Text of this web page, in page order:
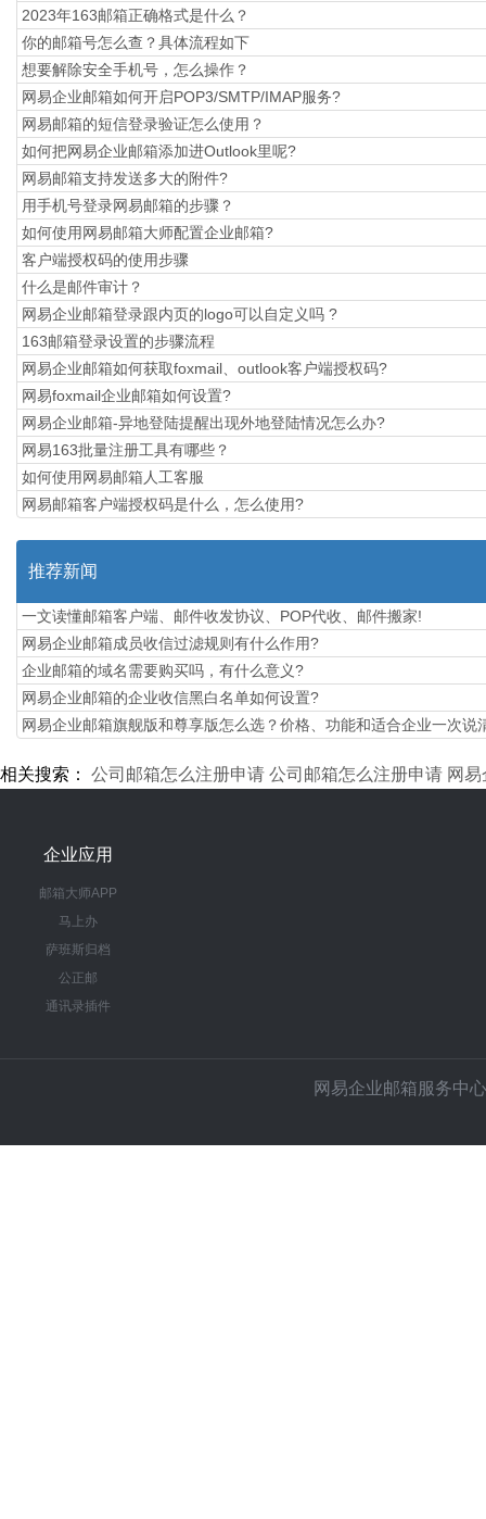
2023年163邮箱正确格式是什么？
你的邮箱号怎么查？具体流程如下
想要解除安全手机号，怎么操作？
网易企业邮箱如何开启POP3/SMTP/IMAP服务?
网易邮箱的短信登录验证怎么使用？
如何把网易企业邮箱添加进Outlook里呢?
网易邮箱支持发送多大的附件?
用手机号登录网易邮箱的步骤？
如何使用网易邮箱大师配置企业邮箱?
​客户端授权码的使用步骤
什么是邮件审计？
网易企业邮箱登录跟内页的logo可以自定义吗 ?
163邮箱登录设置的步骤流程
网易企业邮箱如何获取foxmail、outlook客户端授权码?
网易foxmail企业邮箱如何设置?
网易企业邮箱-异地登陆提醒出现外地登陆情况怎么办?
网易163批量注册工具有哪些？
如何使用网易邮箱人工客服
网易邮箱客户端授权码是什么，怎么使用?
推荐新闻
一文读懂邮箱客户端、邮件收发协议、POP代收、邮件搬家!
网易企业邮箱成员收信过滤规则有什么作用?
企业邮箱的域名需要购买吗，有什么意义?
网易企业邮箱的企业收信黑白名单如何设置?
网易企业邮箱旗舰版和尊享版怎么选？价格、功能和适合企业一次说
相关搜索： 公司邮箱怎么注册申请 公司邮箱怎么注册申请 网
企业应用
邮箱大师APP
马上办
萨班斯归档
公正邮
通讯录插件
网易企业邮箱服务